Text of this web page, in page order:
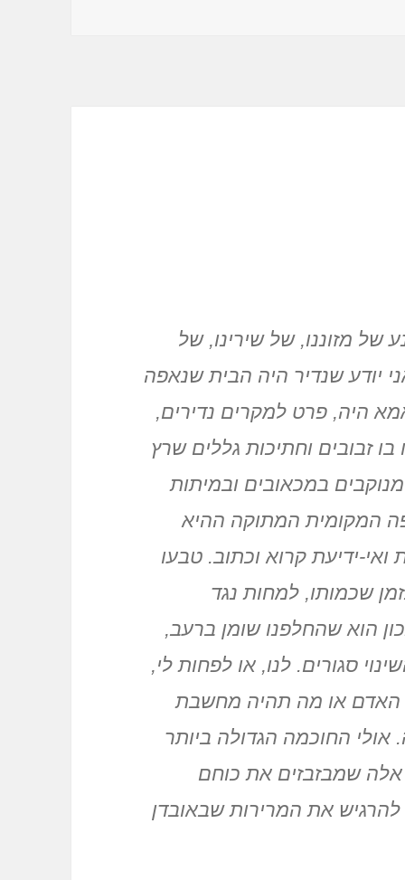
של מזוננו, של שירינו, של
יודע שנדיר היה הבית שנאפה
היה, פרט למקרים נדירים,
זבובים וחתיכות גללים שרץ
במכאובים ובמיתות
המקומית המתוקה ההיא
ידיעת קרוא וכתוב. טבעו
שכמותו, למחות נגד
הוא שהחלפנו שומן ברעב,
סגורים. לנו, או לפחות לי,
האדם או מה תהיה מחשבת
החוכמה הגדולה ביותר
אלה שמבזבזים את כוחם
להרגיש את המרירות שבאובדן